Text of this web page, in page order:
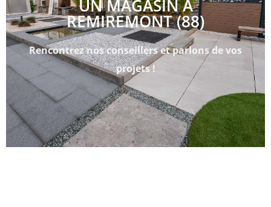
UN MAGASIN À
REMIREMONT (88)
Rencontrez nos conseillers et parlons de vos
projets !